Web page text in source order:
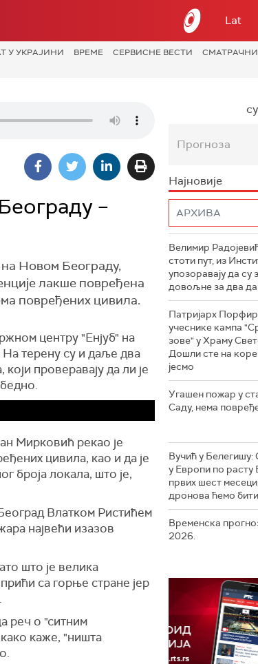
Lat
У УКРАЈИНИ ВРЕМЕ СЕРВИСНЕ ВЕСТИ
–
на Новом Београду,
лакше повређена
повређених цивила.
центру "Енјуб" на
На терену су и даље два
проверавају да ли је
Мирковић рекао је
цивила, као и да је
броја локала, што је,
Влатком Ристићем
највећи изазов
што је велика
са горње стране јер
реч о "ситним
каже, "ништа
Прогноза
Најновије
Велимир
стоти пут, из
упозоравају да су
довољне за два
Патријарх
учеснике кампа
зове" у Храму
Дошли сте на
јесмо
Угашен пожар у
Саду, нема
Вучић у Белегишу:
у Европи по
првих шест
дронова ћемо
Временска
2026.